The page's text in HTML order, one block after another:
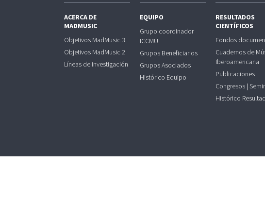
ACERCA DE
MADMUSIC
Objetivos MadMusic 3
Objetivos MadMusic 2
Líneas de investigación
EQUIPO
Grupo coordinador
ICCMU
Grupos Beneficiarios
Grupos Asociados
Histórico Equipo
RESULTADOS
CIENTÍFICOS
Fondos
Cuadernos de
Iberoamericana
Publicaciones
Congresos |
Histórico